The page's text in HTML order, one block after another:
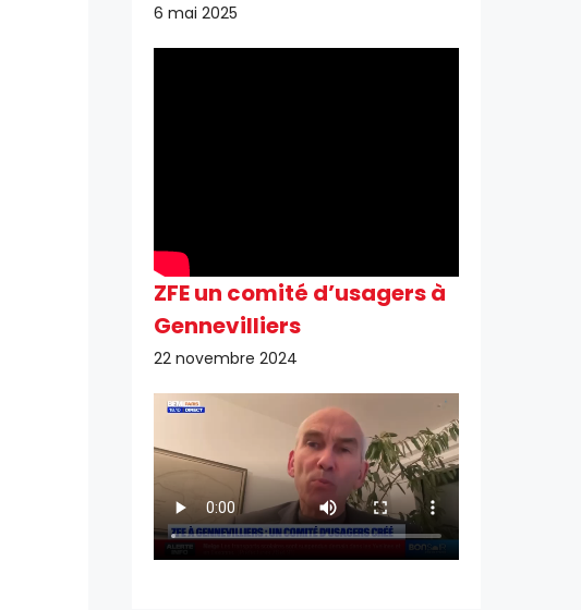
6 mai 2025
ZFE un comité d’usagers à
Gennevilliers
22 novembre 2024